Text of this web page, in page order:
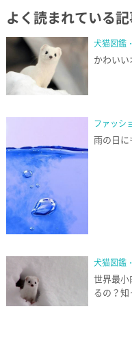
よく読まれている
犬猫図鑑
かわい
ファッシ
雨の日に
犬猫図鑑
世界最小
るの？